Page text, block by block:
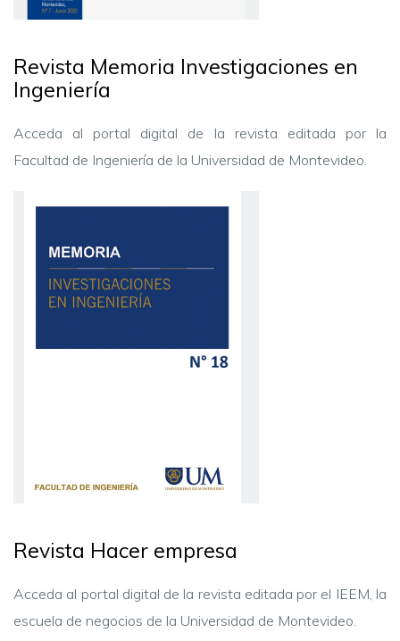
Revista Memoria Investigaciones en
Ingeniería
Acceda al portal digital de la revista editada por la
Facultad de Ingeniería de la Universidad de Montevideo.
Revista Hacer empresa
Acceda al portal digital de la revista editada por el IEEM, la
escuela de negocios de la Universidad de Montevideo.